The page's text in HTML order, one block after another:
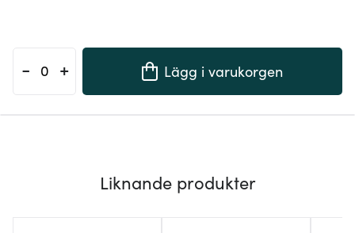
- + Lägg i varukorgen
Liknande produkter